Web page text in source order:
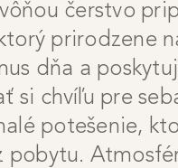
čerstvo
prirodzene
dňa a
si chvíľu pre
potešenie,
pobytu.